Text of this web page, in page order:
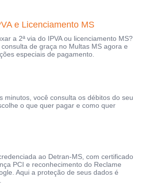
e Licenciamento MS
a 2ª via do IPVA ou licenciamento MS?
de graça no Multas MS agora e
especiais de pagamento.
minutos, você consulta os débitos do seu
o que quer pagar e como quer
ao Detran-MS, com certificado
PCI e reconhecimento do Reclame
Aqui a proteção de seus dados é